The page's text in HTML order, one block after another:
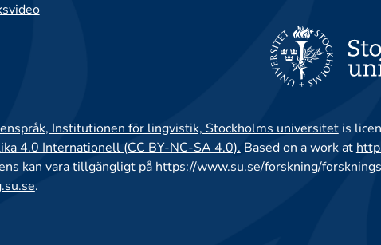
Institutionen för lingvistik, Stockholms universitetis
4.0 Internationell (CC BY-NC-SA 4.0). Based on a work at
kan vara tillgängligt på https://www.su.se/forskning/
.